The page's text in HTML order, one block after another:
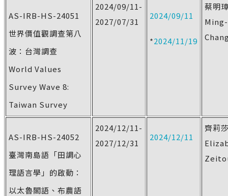
AS-IRB-HS-24051
世界價值觀調查第八
波：台灣調查
World Values
Survey Wave 8:
Taiwan Survey
2024/09/11-
2027/07/31
2024/09/11
*2024/11/19
蔡明
Ming-
AS-IRB-HS-24052
臺灣南島語「田調心
理語言學」的啟動：
以太魯閣語、布農語
2024/12/11-
2027/12/31
2024/12/11
齊莉